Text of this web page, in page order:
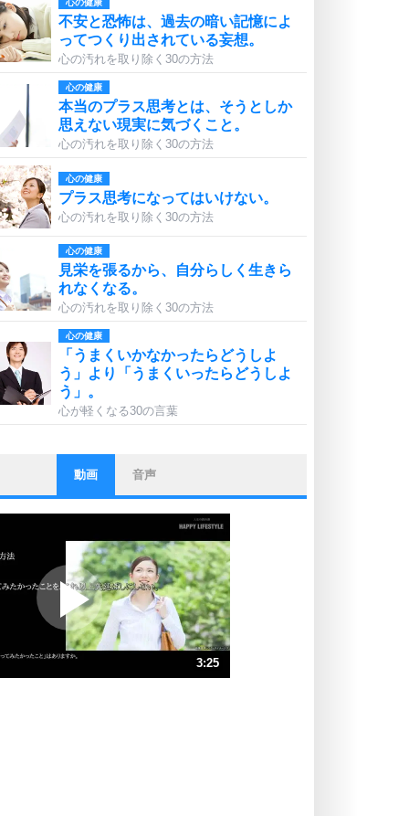
心の健康
不安と恐怖は、過去の暗い記憶によ
ってつくり出されている妄想。
心の汚れを取り除く30の方法
心の健康
本当のプラス思考とは、そうとしか
思えない現実に気づくこと。
心の汚れを取り除く30の方法
心の健康
プラス思考になってはいけない。
心の汚れを取り除く30の方法
心の健康
見栄を張るから、自分らしく生きら
れなくなる。
心の汚れを取り除く30の方法
心の健康
「うまくいかなかったらどうしよ
う」より「うまくいったらどうしよ
う」。
心が軽くなる30の言葉
ストレス対策
他人と比べない。
いっそのこと、他人を見ない。
プラス思考
ポジティブになれない原因は、行動
しないから。
ポジティブ思考になる30の方法
ストレス対策
動画 音声
3:25